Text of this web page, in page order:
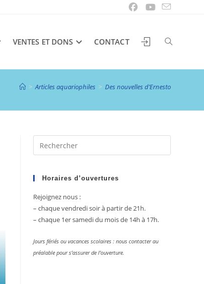
VENTES ET DONS CONTACT TOGGLE
> Articles aquariophiles > Des nouvelles d’Ernesto
Escape
Horaires d’ouvertures
Rejoignez nous :
– chaque vendredi soir à partir de 21h.
– chaque 1er samedi du mois de 14h à 17h.
Jours fériés ou vacances scolaires : nous contacter au
préalable pour s’assurer de l’ouverture.